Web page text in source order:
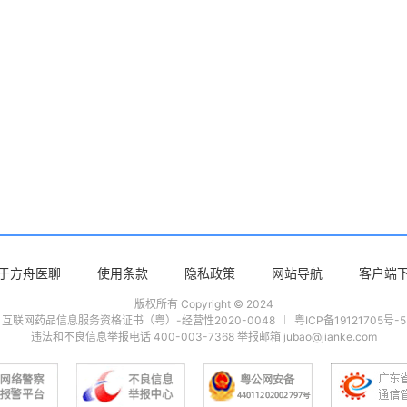
方舟医聊 使用条款 隐私政策 网站导航 客户端
版权所有 Copyright © 2024
互联网药品信息服务资格证书（粤）-经营性2020-0048
粤ICP备19121705号-5
违法和不良信息举报电话 400-003-7368 举报邮箱 jubao@jianke.com